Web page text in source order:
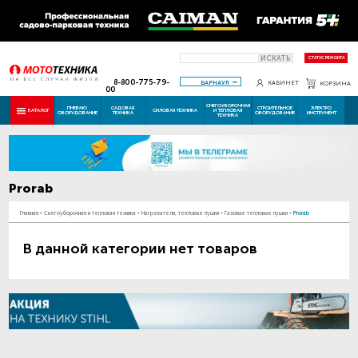
ИСКАТЬ СТАТУС РЕМОНТА
8-800-775-79-
00
БАРНАУЛ КАБИНЕТ КОРЗИНА
КАТАЛОГ ПНЕВМО
ОБОРУДОВАНИЕ
САДОВАЯ
ТЕХНИКА СИЛОВАЯ ТЕХНИКА
СНЕГОУБОРОЧНАЯ
И ТЕПЛОВАЯ
ТЕХНИКА
СТРОИТЕЛЬНОЕ
ОБОРУДОВАНИЕ
ЭЛЕКТРО
ИНСТРУМЕНТ
Prorab
Главная - Снегоуборочная и тепловая техника - Нагреватели, тепловые пушки - Газовые тепловые пушки - Prorab
В данной категории нет товаров